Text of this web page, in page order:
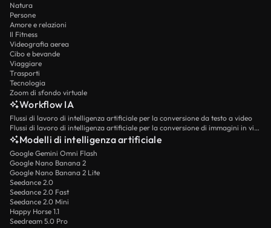
Natura
Persone
Amore e relazioni
Il Fitness
Videografia aerea
Cibo e bevande
Viaggiare
Trasporti
Tecnologia
Zoom di sfondo virtuale
Workflow IA
Flussi di lavoro di intelligenza artificiale per la conversione da testo a video
Flussi di lavoro di intelligenza artificiale per la conversione di immagini in video
Modelli di intelligenza artificiale
Google Gemini Omni Flash
Google Nano Banana 2
Google Nano Banana 2 Lite
Seedance 2.0
Seedance 2.0 Fast
Seedance 2.0 Mini
Happy Horse 1.1
Seedream 5.0 Pro